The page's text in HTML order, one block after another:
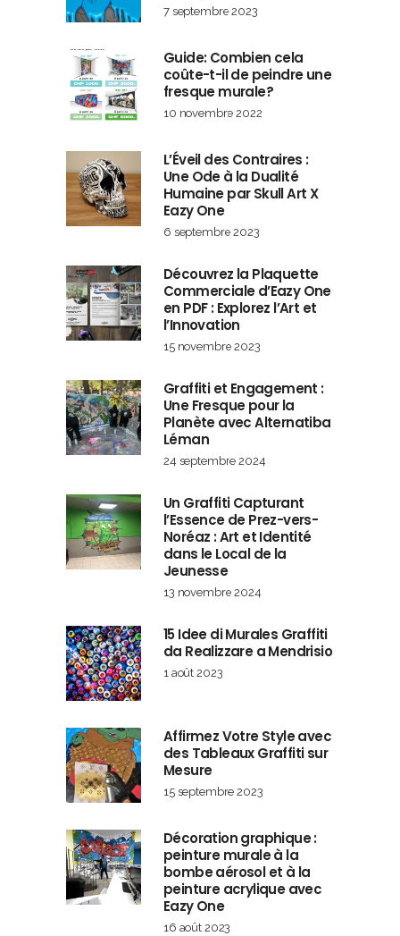
7 septembre 2023
Guide: Combien cela
coûte-t-il de peindre une
fresque murale?
10 novembre 2022
L’Éveil des Contraires :
Une Ode à la Dualité
Humaine par Skull Art X
Eazy One
6 septembre 2023
Découvrez la Plaquette
Commerciale d’Eazy One
en PDF : Explorez l’Art et
l’Innovation
15 novembre 2023
Graffiti et Engagement :
Une Fresque pour la
Planète avec Alternatiba
Léman
24 septembre 2024
Un Graffiti Capturant
l’Essence de Prez-vers-
Noréaz : Art et Identité
dans le Local de la
Jeunesse
13 novembre 2024
15 Idee di Murales Graffiti
da Realizzare a Mendrisio
1 août 2023
Affirmez Votre Style avec
des Tableaux Graffiti sur
Mesure
15 septembre 2023
Décoration graphique :
peinture murale à la
bombe aérosol et à la
peinture acrylique avec
Eazy One
16 août 2023